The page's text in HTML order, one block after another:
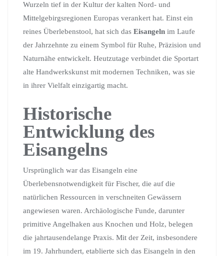
Wurzeln tief in der Kultur der kalten Nord- und
Mittelgebirgsregionen Europas verankert hat. Einst ein
reines Überlebenstool, hat sich das Eisangeln im Laufe
der Jahrzehnte zu einem Symbol für Ruhe, Präzision und
Naturnähe entwickelt. Heutzutage verbindet die Sportart
alte Handwerkskunst mit modernen Techniken, was sie
in ihrer Vielfalt einzigartig macht.
Historische
Entwicklung des
Eisangelns
Ursprünglich war das Eisangeln eine
Überlebensnotwendigkeit für Fischer, die auf die
natürlichen Ressourcen in verschneiten Gewässern
angewiesen waren. Archäologische Funde, darunter
primitive Angelhaken aus Knochen und Holz, belegen
die jahrtausendelange Praxis. Mit der Zeit, insbesondere
im 19. Jahrhundert, etablierte sich das Eisangeln in den